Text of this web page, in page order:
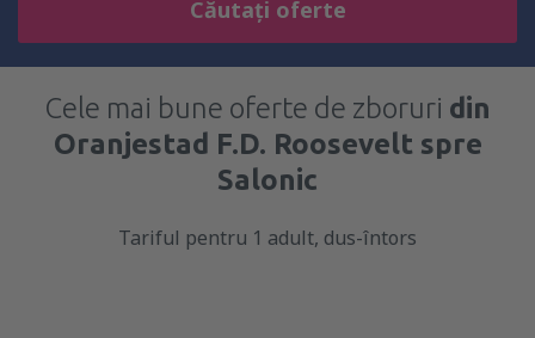
Căutați oferte
Cele mai bune oferte de zboruri din
Oranjestad F.D. Roosevelt spre
Salonic
Tariful pentru 1 adult, dus-întors